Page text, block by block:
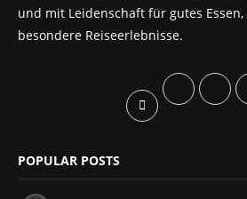
und mit Leidenschaft für gutes
besondere Reiseerlebnisse.
POPULAR POSTS